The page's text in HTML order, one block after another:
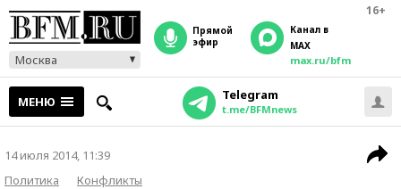
16+
Москва
прямой
эфир
Канал в
MAX
max.ru/bfm
МЕНЮ Telegram
t.me/BFMnews
14 июля 2014, 11:39
Политика
Конфликты